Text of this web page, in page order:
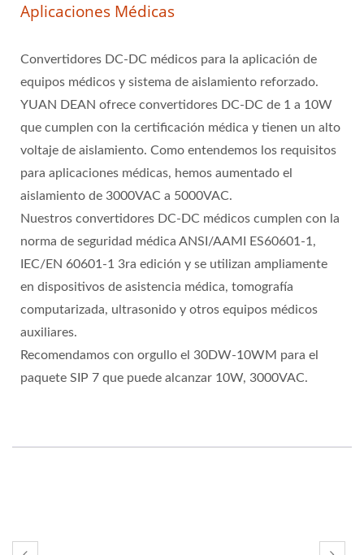
Aplicaciones Médicas
Convertidores DC-DC médicos para la aplicación de
equipos médicos y sistema de aislamiento reforzado.
YUAN DEAN ofrece convertidores DC-DC de 1 a 10W
que cumplen con la certificación médica y tienen un alto
voltaje de aislamiento. Como entendemos los requisitos
para aplicaciones médicas, hemos aumentado el
aislamiento de 3000VAC a 5000VAC.
Nuestros convertidores DC-DC médicos cumplen con la
norma de seguridad médica ANSI/AAMI ES60601-1,
IEC/EN 60601-1 3ra edición y se utilizan ampliamente
en dispositivos de asistencia médica, tomografía
computarizada, ultrasonido y otros equipos médicos
auxiliares.
Recomendamos con orgullo el 30DW-10WM para el
paquete SIP 7 que puede alcanzar 10W, 3000VAC.